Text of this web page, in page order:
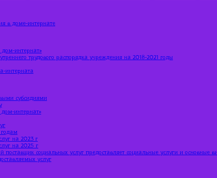
в доме-интернате
интернат»
трудового распорядка учреждения на 2018-2021 годы
интерната
субсидиями
интернат»
на 2023 г
на 2025 г
поставщик социальных услуг предоставляет социальные услуги и основные
услуг